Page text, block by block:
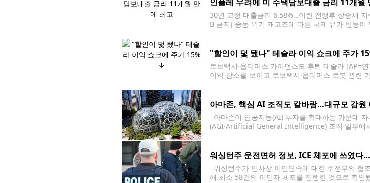
인플레 우려에 미 주택담보대출 금리 11개월
30년 고정 대출금리 6.58%…이란 전쟁후 상승세
B 금지] 중동 위기 재고조에 따른 국제 유가 반등
"할인이 덫 됐나" 테슬라 이익 쇼크에 주가
로보택시·옵티머스 가이던스도 후퇴 테슬라 [AP=
이익 감소를 보이고 로보택시·옵티머스 로봇 관련
아마존, 핵심 AI 조직도 칼바람…대규모 감원
아마존이 인공지능(AI) 투자를 확대하는 가운데
(AGI·Artificial General Intelligence) 조직 일부에
워싱턴주 운전면허 정보, ICE 체포에 쓰였다
워싱턴주가 민사상 이민단속에 대한 주정부의 협
해 최소 58건의 이민자 체포를 진행한 것으로 확